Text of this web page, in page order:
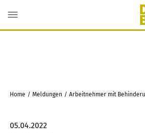
Home / Meldungen /
05.04.2022